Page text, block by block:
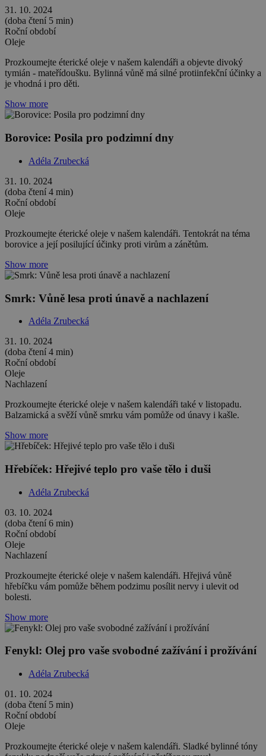
31. 10. 2024
(doba čtení 5 min)
Roční období
Oleje
Prozkoumejte éterické oleje v našem kalendáři a objevte divoký
tymián - mateřídoušku. Bylinná vůně má silné protiinfekční účinky a
je vhodná i pro děti.
Show more
Borovice: Posila pro podzimní dny
Adéla Zrubecká
31. 10. 2024
(doba čtení 4 min)
Roční období
Oleje
Prozkoumejte éterické oleje v našem kalendáři. Tentokrát na téma
borovice a její posilující účinky proti virům a zánětům.
Show more
Smrk: Vůně lesa proti únavě a nachlazení
Adéla Zrubecká
31. 10. 2024
(doba čtení 4 min)
Roční období
Oleje
Nachlazení
Prozkoumejte éterické oleje v našem kalendáři také v listopadu.
Balzamická a svěží vůně smrku vám pomůže od únavy i kašle.
Show more
Hřebíček: Hřejivé teplo pro vaše tělo i duši
Adéla Zrubecká
03. 10. 2024
(doba čtení 6 min)
Roční období
Oleje
Nachlazení
Prozkoumejte éterické oleje v našem kalendáři. Hřejivá vůně
hřebíčku vám pomůže během podzimu posílit nervy i ulevit od
bolesti.
Show more
Fenykl: Olej pro vaše svobodné zažívání i prožívání
Adéla Zrubecká
01. 10. 2024
(doba čtení 5 min)
Roční období
Oleje
Prozkoumejte éterické oleje v našem kalendáři. Sladké bylinné tóny